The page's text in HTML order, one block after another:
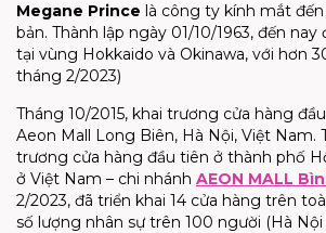
Megane Prince là công ty kính mắt
bản. Thành lập ngày 01/10/1963, đến nay
tại vùng Hokkaido và Okinawa, với hơn
tháng 2/2023)
Tháng 10/2015, khai trương cửa hàng
Aeon Mall Long Biên, Hà Nội, Việt Nam.
trương cửa hàng đầu tiên ở thành phố
ở Việt Nam – chi nhánh AEON MALL
2/2023, đã triển khai 14 cửa hàng trên
số lượng nhân sự trên 100 người (Hà Nội